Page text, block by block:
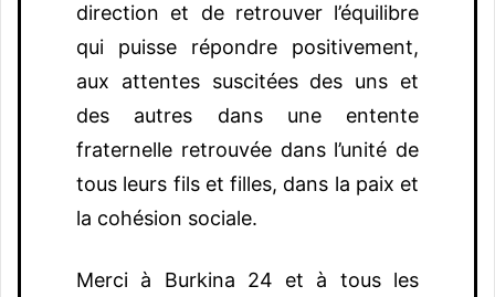
direction et de retrouver l’équilibre
qui puisse répondre positivement,
aux attentes suscitées des uns et
des autres dans une entente
fraternelle retrouvée dans l’unité de
tous leurs fils et filles, dans la paix et
la cohésion sociale.
Merci à Burkina 24 et à tous les